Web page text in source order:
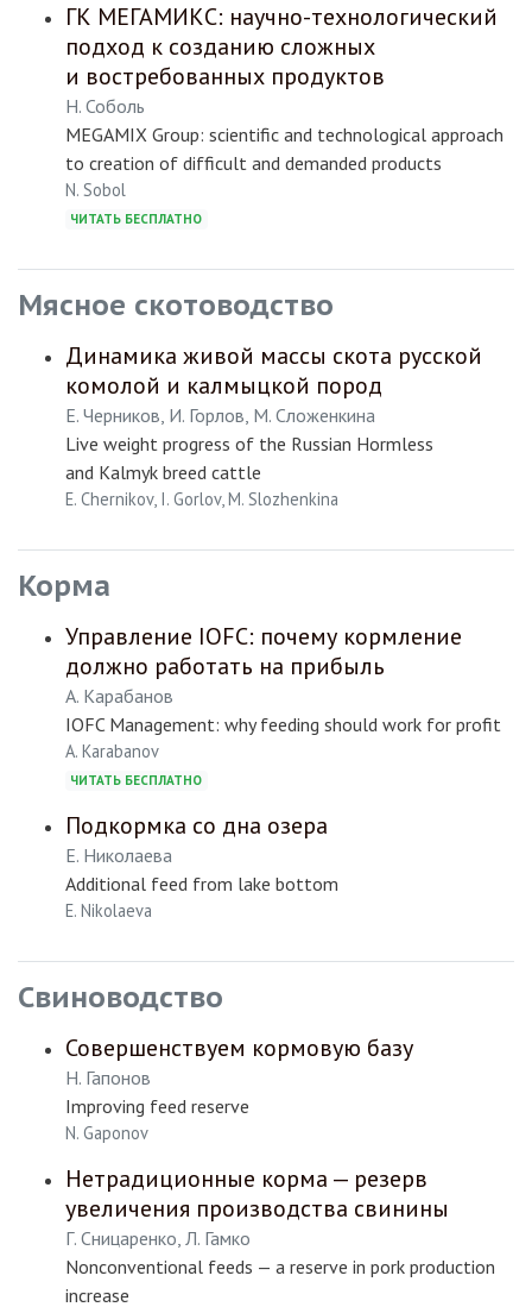
ГК МЕГАМИКС: научно-технологический
подход к созданию сложных
и востребованных продуктов
Н. Соболь
MEGAMIX Group: scientific and technological approach
to creation of difficult and demanded products
N. Sobol
ЧИТАТЬ БЕСПЛАТНО
Мясное скотоводство
Динамика живой массы скота русской
комолой и калмыцкой пород
Е. Черников, И. Горлов, М. Сложенкина
Live weight progress of the Russian Hormless
and Kalmyk breed cattle
E. Chernikov, I. Gorlov, M. Slozhenkina
Корма
Управление IOFC: почему кормление
должно работать на прибыль
А. Карабанов
IOFC Management: why feeding should work for profit
A. Karabanov
ЧИТАТЬ БЕСПЛАТНО
Подкормка со дна озера
Е. Николаева
Additional feed from lake bottom
E. Nikolaeva
Свиноводство
Совершенствуем кормовую базу
Н. Гапонов
Improving feed reserve
N. Gaponov
Нетрадиционные корма — резерв
увеличения производства свинины
Г. Сницаренко, Л. Гамко
Nonconventional feeds — a reserve in pork production
increase